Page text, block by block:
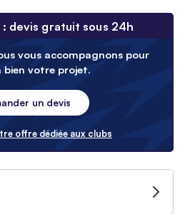
: devis gratuit sous 24h
vous accompagnons pour
bien votre projet.
un devis
offre dédiée aux clubs